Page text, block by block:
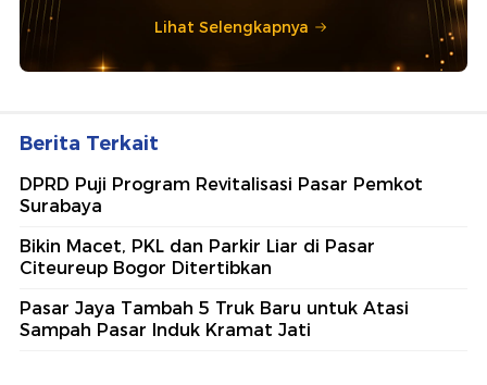
Lihat Selengkapnya
Berita Terkait
DPRD Puji Program Revitalisasi Pasar Pemkot
Surabaya
Bikin Macet, PKL dan Parkir Liar di Pasar
Citeureup Bogor Ditertibkan
Pasar Jaya Tambah 5 Truk Baru untuk Atasi
Sampah Pasar Induk Kramat Jati